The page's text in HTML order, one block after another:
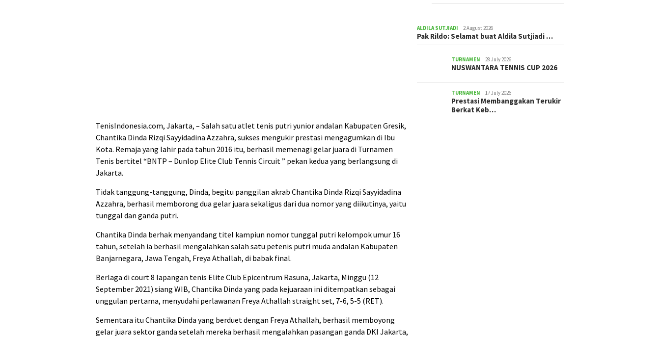
TenisIndonesia.com, Jakarta, – Salah satu atlet tenis putri yunior andalan Kabupaten Gresik,
Chantika Dinda Rizqi Sayyidadina Azzahra, sukses mengukir prestasi mengagumkan di Ibu
Kota. Remaja yang lahir pada tahun 2016 itu, berhasil memenagi gelar juara di Turnamen
Tenis bertitel “BNTP – Dunlop Elite Club Tennis Circuit ” pekan kedua yang berlangsung di
Jakarta.
Tidak tanggung-tanggung, Dinda, begitu panggilan akrab Chantika Dinda Rizqi Sayyidadina
Azzahra, berhasil memborong dua gelar juara sekaligus dari dua nomor yang diikutinya, yaitu
tunggal dan ganda putri.
Chantika Dinda berhak menyandang titel kampiun nomor tunggal putri kelompok umur 16
tahun, setelah ia berhasil mengalahkan salah satu petenis putri muda andalan Kabupaten
Banjarnegara, Jawa Tengah, Freya Athallah, di babak final.
Berlaga di court 8 lapangan tenis Elite Club Epicentrum Rasuna, Jakarta, Minggu (12
September 2021) siang WIB, Chantika Dinda yang pada kejuaraan ini ditempatkan sebagai
unggulan pertama, menyudahi perlawanan Freya Athallah straight set, 7-6, 5-5 (RET).
Sementara itu Chantika Dinda yang berduet dengan Freya Athallah, berhasil memboyong
gelar juara sektor ganda setelah mereka berhasil mengalahkan pasangan ganda DKI Jakarta,
ALDILA SUTJIADI 2 August 2026
Pak Rildo: Selamat buat Aldila Sutjiadi …
TURNAMEN 28 July 2026
NUSWANTARA TENNIS CUP 2026
TURNAMEN 17 July 2026
Prestasi Membanggakan Terukir
Berkat Keb…